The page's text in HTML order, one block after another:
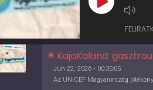
PLAY
EPISODE
KajaKaland: gasztroutazás a
Jun 22, 2026 • 00:35:05